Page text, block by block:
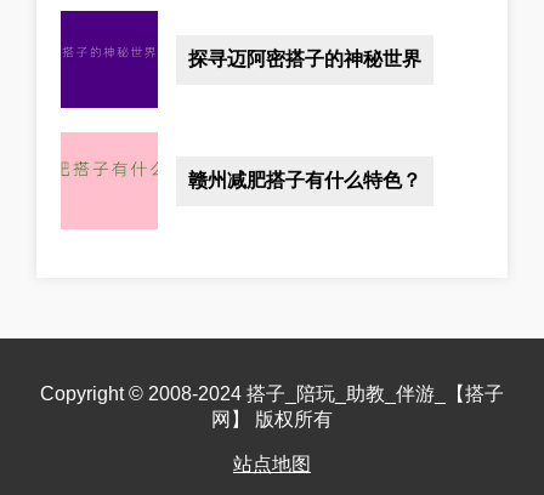
探寻迈阿密搭子的神秘世界
赣州减肥搭子有什么特色？
Copyright © 2008-2024 搭子_陪玩_助教_伴游_【搭子
网】 版权所有
站点地图